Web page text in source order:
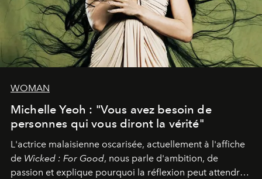
WOMAN
Michelle Yeoh : "Vous avez besoin de
personnes qui vous diront la vérité"
L'actrice malaisienne oscarisée, actuellement à l'affiche
de Wicked : For Good, nous parle d'ambition, de
passion et explique pourquoi la réflexion peut attendre.